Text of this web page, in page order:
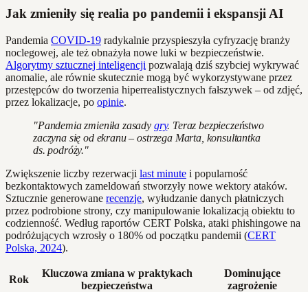
Jak zmieniły się realia po pandemii i ekspansji AI
Pandemia COVID-19 radykalnie przyspieszyła cyfryzację branży
noclegowej, ale też obnażyła nowe luki w bezpieczeństwie.
Algorytmy sztucznej inteligencji pozwalają dziś szybciej wykrywać
anomalie, ale równie skutecznie mogą być wykorzystywane przez
przestępców do tworzenia hiperrealistycznych fałszywek – od zdjęć,
przez lokalizacje, po opinie.
"Pandemia zmieniła zasady gry. Teraz bezpieczeństwo
zaczyna się od ekranu – ostrzega Marta, konsultantka
ds. podróży."
Zwiększenie liczby rezerwacji last minute i popularność
bezkontaktowych zameldowań stworzyły nowe wektory ataków.
Sztucznie generowane recenzje, wyłudzanie danych płatniczych
przez podrobione strony, czy manipulowanie lokalizacją obiektu to
codzienność. Według raportów CERT Polska, ataki phishingowe na
podróżujących wzrosły o 180% od początku pandemii (CERT
Polska, 2024).
Rok
Kluczowa zmiana w praktykach
bezpieczeństwa
Dominujące
zagrożenie